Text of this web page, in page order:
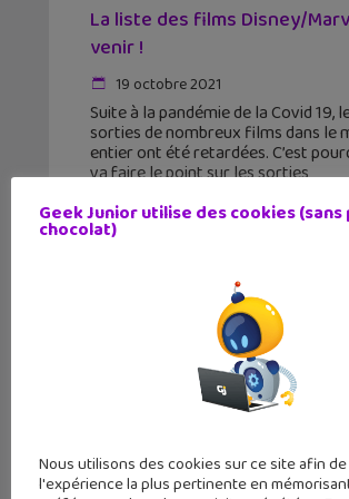
La liste des films Disney/
venir !
19 octobre 2021
Suite à la pandémie de la Covid 19,
sorties de nombreux films dans le
entier ont été retardées. C’est
va faire le point sur les sorties
Geek Junior utilise des cookies
chocolat)
Nous utilisons des cookies sur ce site afin
l'expérience la plus pertinente en